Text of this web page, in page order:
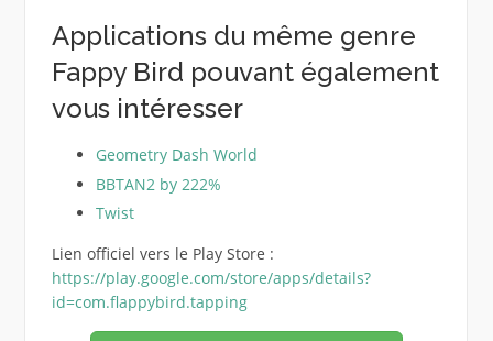
Applications du même genre
Fappy Bird pouvant également
vous intéresser
Geometry Dash World
BBTAN2 by 222%
Twist
Lien officiel vers le Play Store :
https://play.google.com/store/apps/details?
id=com.flappybird.tapping